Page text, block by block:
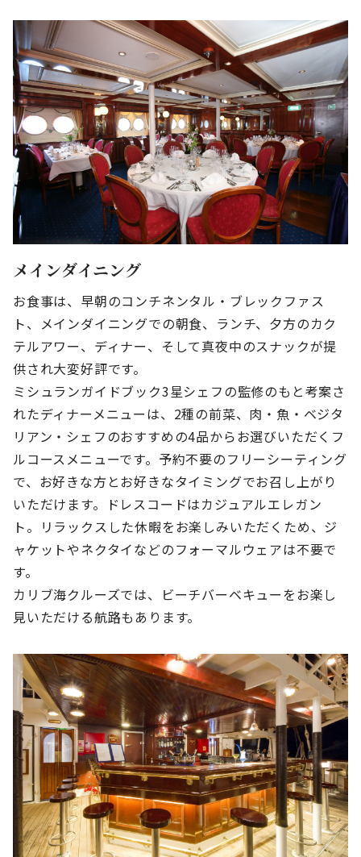
メインダイニング
お食事は、早朝のコンチネンタル・ブレックファス
ト、メインダイニングでの朝食、ランチ、夕方のカク
テルアワー、ディナー、そして真夜中のスナックが提
供され大変好評です。
ミシュランガイドブック3星シェフの監修のもと考案さ
れたディナーメニューは、2種の前菜、肉・魚・ベジタ
リアン・シェフのおすすめの4品からお選びいただくフ
ルコースメニューです。予約不要のフリーシーティング
で、お好きな方とお好きなタイミングでお召し上がり
いただけます。ドレスコードはカジュアルエレガン
ト。リラックスした休暇をお楽しみいただくため、ジ
ャケットやネクタイなどのフォーマルウェアは不要で
す。
カリブ海クルーズでは、ビーチバーベキューをお楽し
見いただける航路もあります。